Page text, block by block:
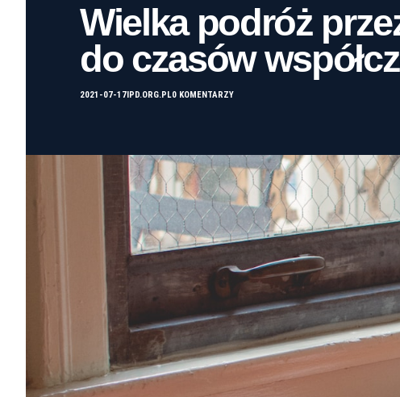
Wielka podróż
do czasów
2021-07-17 IPD.ORG.PL0 KOMENTARZY